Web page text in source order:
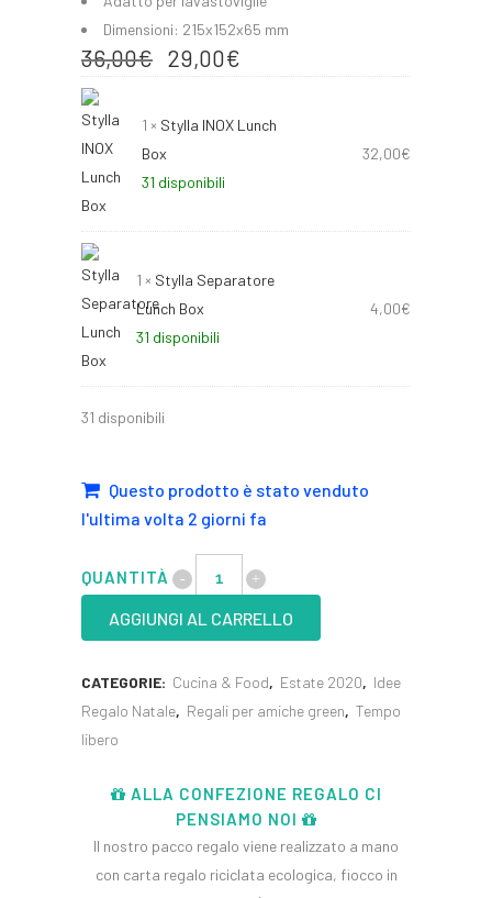
Dimensioni: 215x152x65 mm
36,00€
Il29,00€
1 × Stylla INOX Lunch
Box
31 disponibili
32,00€
1 × Stylla Separatore
Lunch Box
31 disponibili
4,00€
31 disponibili
Questo prodotto è stato venduto
l'ultima volta 2 giorni fa
QUANTITÀ
AGGIUNGI AL CARRELLO
CATEGORIE: Cucina & Food, Estate 2020, Idee
Regalo Natale, Regali per amiche green, Tempo
libero
ALLA CONFEZIONE REGALO CI
PENSIAMO NOI
Il nostro pacco regalo viene realizzato a mano
con carta regalo riciclata ecologica, fiocco in